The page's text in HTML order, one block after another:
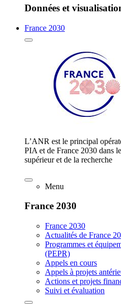
Données et
France 2030
L’ANR est le principal
PIA et de France 2030 dans
supérieur et de la recherche
Menu
France 2030
France 2030
Actualités de France
Programmes et
(PEPR)
Appels en cours
Appels à projets
Actions et projets
Suivi et évaluation